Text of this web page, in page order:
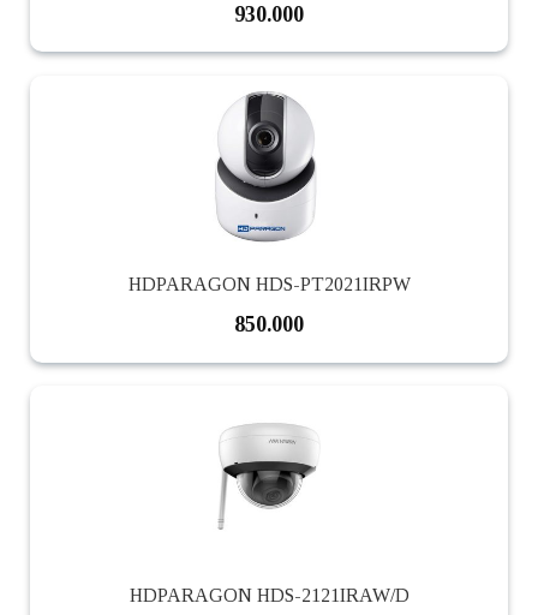
930.000
HDPARAGON HDS-PT2021IRPW
850.000
HDPARAGON HDS-2121IRAW/D